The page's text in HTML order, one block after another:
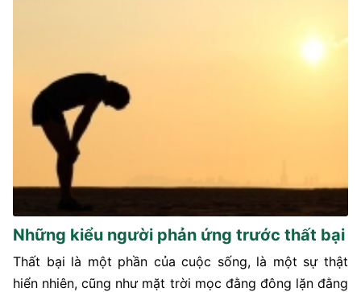
Những kiểu người phản ứng trước thất bại
Thất bại là một phần của cuộc sống, là một sự thật
hiển nhiên, cũng như mặt trời mọc đằng đông lặn đằng